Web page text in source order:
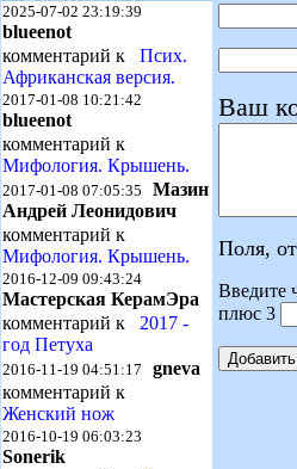
2025-07-02 23:19:39
blueenot
комментарий к Псих.
Африканская версия.
2017-01-08 10:21:42
blueenot
комментарий к
Мифология. Крышень.
2017-01-08 07:05:35 Мазин
Андрей Леонидович
комментарий к
Мифология. Крышень.
2016-12-09 09:43:24
Мастерская КерамЭра
комментарий к 2017 -
год Петуха
2016-11-19 04:51:17 gneva
комментарий к
Женский нож
2016-10-19 06:03:23
Sonerik
Ваш
Поля,
Введите
плюс 3